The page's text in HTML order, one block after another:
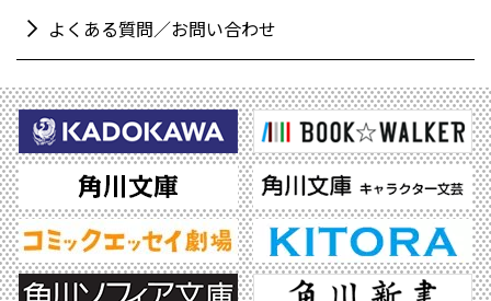
よくある質問／お問い合わせ